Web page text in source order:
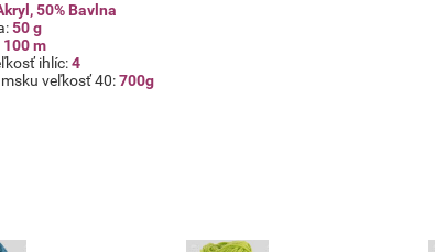
50% Bavlna
50 g
100 m
ihlíc:4
veľkosť 40:700g